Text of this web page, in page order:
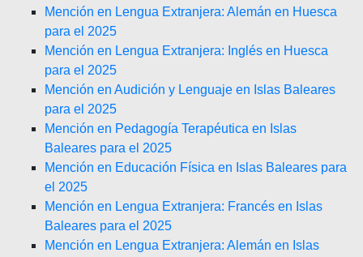
Mención en Lengua Extranjera: Alemán en Huesca
para el 2025
Mención en Lengua Extranjera: Inglés en Huesca
para el 2025
Mención en Audición y Lenguaje en Islas Baleares
para el 2025
Mención en Pedagogía Terapéutica en Islas
Baleares para el 2025
Mención en Educación Física en Islas Baleares para
el 2025
Mención en Lengua Extranjera: Francés en Islas
Baleares para el 2025
Mención en Lengua Extranjera: Alemán en Islas